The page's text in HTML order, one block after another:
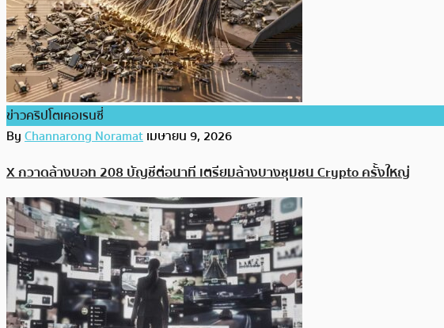
ข่าวคริปโตเคอเรนซี่
ByChannarong Noramatเมษายน 9, 2026
X กวาดล้างบอท 208 บัญชีต่อนาที เตรียมล้างบางชุมชน Crypto ครั้งใหญ่